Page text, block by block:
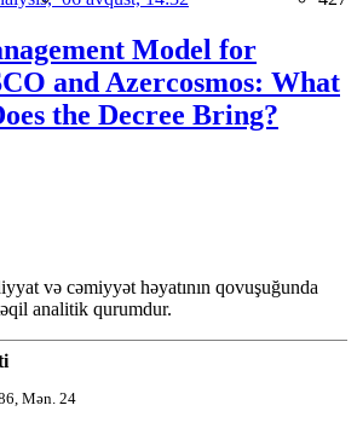
Model for
and Azercosmos: What
the Decree Bring?
və cəmiyyət həyatının qovuşuğunda
analitik qurumdur.
Mən. 24